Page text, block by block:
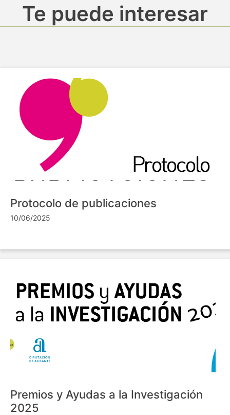
Te puede interesar
Protocolo de publicaciones
10/06/2025
Premios y Ayudas a la Investigación
2025